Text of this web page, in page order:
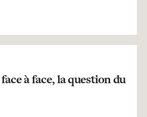
à face, la question du